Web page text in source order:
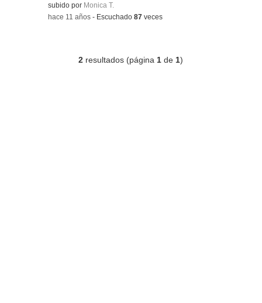
subido por Monica T.
-hace 11 años - Escuchado87 veces
2 resultados (página 1 de 1)